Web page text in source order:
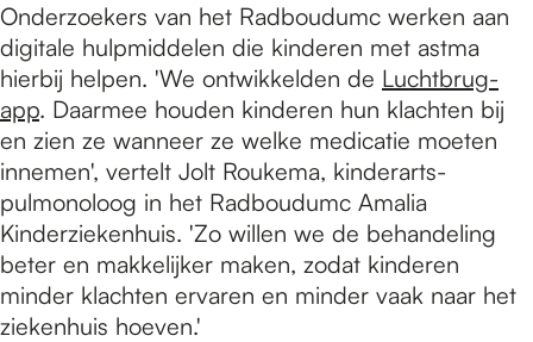
Onderzoekers van het Radboudumc werken aan
digitale hulpmiddelen die kinderen met astma
hierbij helpen. 'We ontwikkelden de Luchtbrug-
app. Daarmee houden kinderen hun klachten bij
en zien ze wanneer ze welke medicatie moeten
innemen', vertelt Jolt Roukema, kinderarts-
pulmonoloog in het Radboudumc Amalia
Kinderziekenhuis. 'Zo willen we de behandeling
beter en makkelijker maken, zodat kinderen
minder klachten ervaren en minder vaak naar het
ziekenhuis hoeven.'